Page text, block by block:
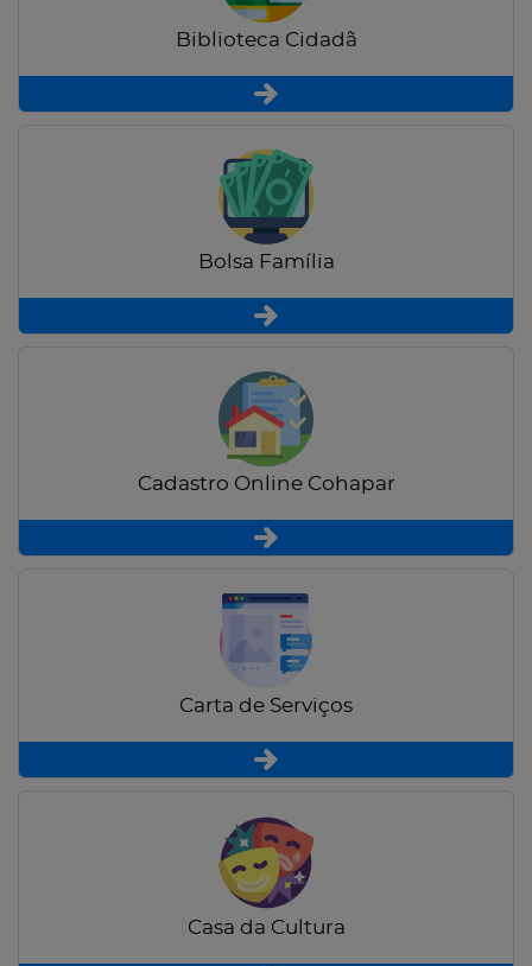
Biblioteca Cidadã
Bolsa Família
Cadastro Online Cohapar
Carta de Serviços
Casa da Cultura